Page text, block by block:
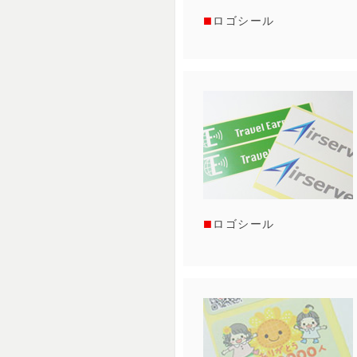
ロゴシール
ロゴシール